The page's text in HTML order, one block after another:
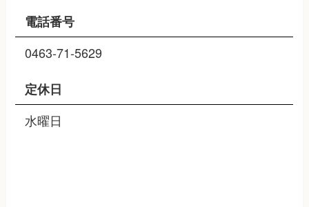
電話番号
0463-71-5629
定休日
水曜日